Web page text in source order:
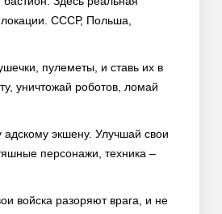
СССР, Польша,
пулеметы, и ставь их в
уничтожай роботов, ломай
экшену. Улучшай свои
персонажи, техника –
войска разоряют врага, и не